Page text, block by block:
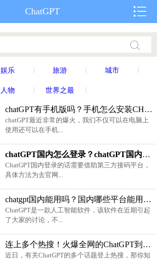
ChatGPT
娱乐 旅游 城市
人物 世界之最
chatGPT有手机版吗？手机怎么安装CHATGPT？
chatGPT最近非常的爆火，我们不仅可以在电脑上
使用还可以在手机...
chatGPT国内怎么登录？chatGPT国内登录方法介绍
ChatGPT国内登录的话需要借助第三方接码平台，
具体方法为去官网...
chatgpt国内能用吗？国内哪些平台能用chatGPT
ChatGPT是一款人工智能软件，该软件在近期引起
了大家的讨论，不...
连上多个热搜！火爆全网的ChatGPT到底是个啥？
近日，有关ChatGPT的多个话题登上热搜，那你知